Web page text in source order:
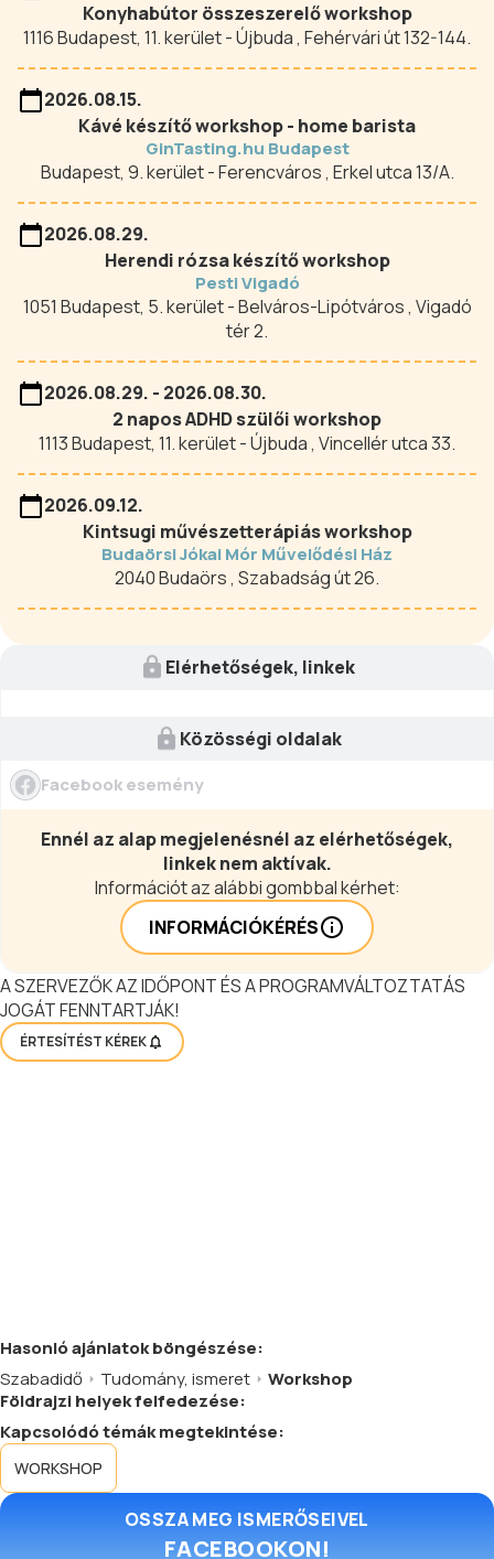
Konyhabútor összeszerelő workshop
1116 Budapest, 11. kerület - Újbuda , Fehérvári út 132-144.
2026.08.15.
Kávé készítő workshop - home barista
GinTasting.hu Budapest
Budapest, 9. kerület - Ferencváros , Erkel utca 13/A.
2026.08.29.
Herendi rózsa készítő workshop
Pesti Vigadó
1051 Budapest, 5. kerület - Belváros-Lipótváros , Vigadó
tér 2.
2026.08.29. - 2026.08.30.
2 napos ADHD szülői workshop
1113 Budapest, 11. kerület - Újbuda , Vincellér utca 33.
2026.09.12.
Kintsugi művészetterápiás workshop
Budaörsi Jókai Mór Művelődési Ház
2040 Budaörs , Szabadság út 26.
Elérhetőségek, linkek
Közösségi oldalak
Facebook esemény
Ennél az alap megjelenésnél az elérhetőségek,
linkek nem aktívak.
Információt az alábbi gombbal kérhet:
INFORMÁCIÓKÉRÉS
A SZERVEZŐK AZ IDŐPONT ÉS A PROGRAMVÁLTOZTATÁS
JOGÁT FENNTARTJÁK!
ÉRTESÍTÉST KÉREK
Hasonlóajánlatokböngészése:
Szabadidő
Tudomány, ismeret
Workshop
Földrajzi helyek felfedezése:
Kapcsolódó témák megtekintése:
WORKSHOP
OSSZA MEG ISMERŐSEIVEL
FACEBOOKON!